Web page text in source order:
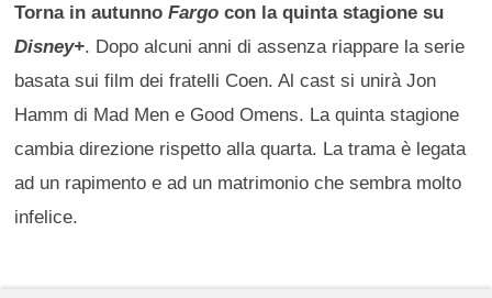
Torna in autunnoFargo con la quinta stagione su
Disney+. Dopo alcuni anni di assenza riappare la serie
basata sui film dei fratelli Coen. Al cast si unirà Jon
Hamm di Mad Men e Good Omens. La quinta stagione
cambia direzione rispetto alla quarta. La trama è legata
ad un rapimento e ad un matrimonio che sembra molto
infelice.